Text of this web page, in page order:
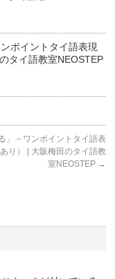
ポイントタイ語表現
タイ語教室NEOSTEP
」－ワンポイントタイ語表
り） | 大阪梅田のタイ語教
室NEOSTEP →